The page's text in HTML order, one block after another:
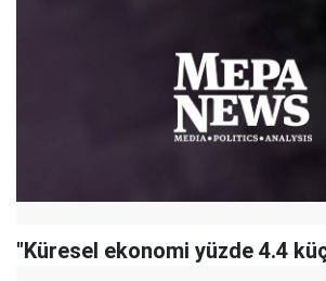
"Küresel ekonomi yüzde 4.4